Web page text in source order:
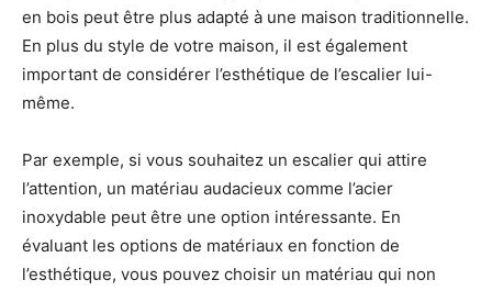
en bois peut être plus adapté à une maison traditionnelle.
En plus du style de votre maison, il est également
important de considérer l’esthétique de l’escalier lui-
même.
Par exemple, si vous souhaitez un escalier qui attire
l’attention, un matériau audacieux comme l’acier
inoxydable peut être une option intéressante. En
évaluant les options de matériaux en fonction de
l’esthétique, vous pouvez choisir un matériau qui non